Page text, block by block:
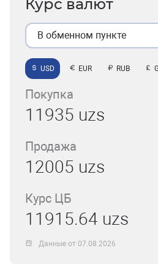
Курс валют
В обменном пункте
USD EUR RUB
Покупка
11935 uzs
Продажа
12005 uzs
Курс ЦБ
11915.64 uzs
Данные от 07.08.2026